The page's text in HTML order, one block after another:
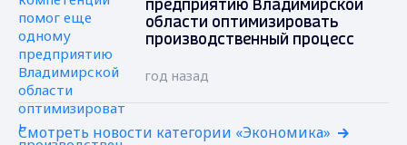
предприятию Владимирской
области оптимизировать
производственный процесс
год назад
Смотреть новости категории «Экономика»